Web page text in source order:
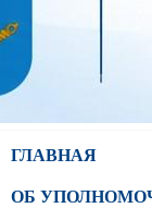
ГЛАВНАЯ
ОБ